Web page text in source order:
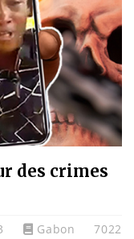
Réforme
Bénin :
des crimes
Gabon
7022